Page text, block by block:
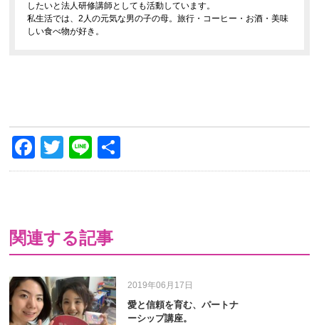
したいと法人研修講師としても活動しています。
私生活では、2人の元気な男の子の母。旅行・コーヒー・お酒・美味
しい食べ物が好き。
Facebook
Twitter
Line
有
関連する記事
2019年06月17日
愛と信頼を育む、パートナ
ーシップ講座。